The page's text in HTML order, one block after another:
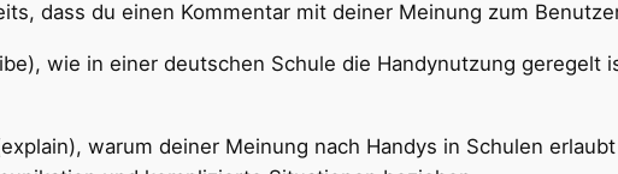
dass du einen Kommentar mit deiner Meinung zum
wie in einer deutschen Schule die Handynutzung geregelt
warum deiner Meinung nach Handys in Schulen